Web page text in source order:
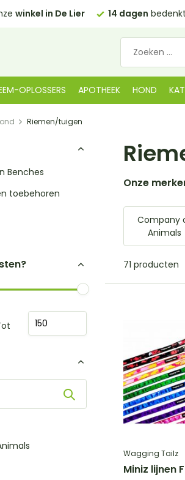
Gratis bezorgd in NLvanaf €35
OPLOSSERS APOTHEEK HOND KAT
Riemen/tuigen
Benches
toebehoren
Onze
Company
Animals
71 producten
Wagging Tailz
Miniz lijnen